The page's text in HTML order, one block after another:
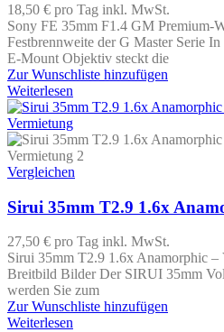
18,50 € pro Tag inkl. MwSt.
Sony FE 35mm F1.4 GM Premium-
Festbrennweite der G Master Serie
E-Mount Objektiv steckt die
Zur Wunschliste hinzufügen
Weiterlesen
Vergleichen
Sirui 35mm T2.9 1.6x
27,50 € pro Tag inkl. MwSt.
Sirui 35mm T2.9 1.6x Anamorphic
Breitbild Bilder Der SIRUI 35mm
werden Sie zum
Zur Wunschliste hinzufügen
Weiterlesen